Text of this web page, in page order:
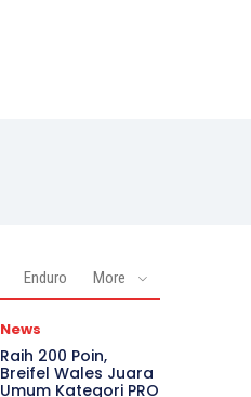
Enduro More
News
Raih 200 Poin,
Breifel Wales Juara
Umum Kategori PRO